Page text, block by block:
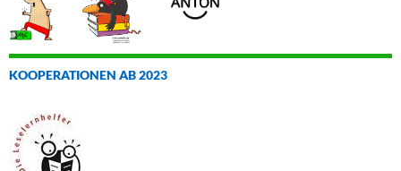
KOOPERATIONEN AB 2023